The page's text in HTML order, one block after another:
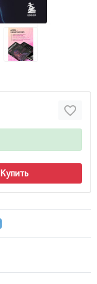
Купить